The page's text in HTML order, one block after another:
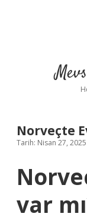
Norveçte
Tarih: Nisan 27, 2025
var